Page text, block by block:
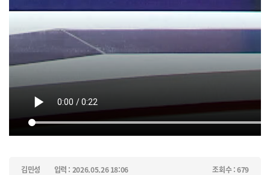
김민성 입력 : 2026.05.26 18:06 조회수 : 679